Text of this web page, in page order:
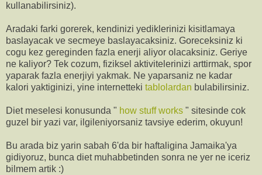
kullanabilirsiniz).
Aradaki farki gorerek, kendinizi yediklerinizi kisitlamaya
baslayacak ve secmeye baslayacaksiniz. Goreceksiniz ki
cogu kez gereginden fazla enerji aliyor olacaksiniz. Geriye
ne kaliyor? Tek cozum, fiziksel aktivitelerinizi arttirmak, spor
yaparak fazla enerjiyi yakmak. Ne yaparsaniz ne kadar
kalori yaktiginizi, yine internetteki tablolardan bulabilirsiniz.
Diet meselesi konusunda " how stuff works " sitesinde cok
guzel bir yazi var, ilgileniyorsaniz tavsiye ederim, okuyun!
Bu arada biz yarin sabah 6'da bir haftaligina Jamaika'ya
gidiyoruz, bunca diet muhabbetinden sonra ne yer ne iceriz
bilmem artik :)